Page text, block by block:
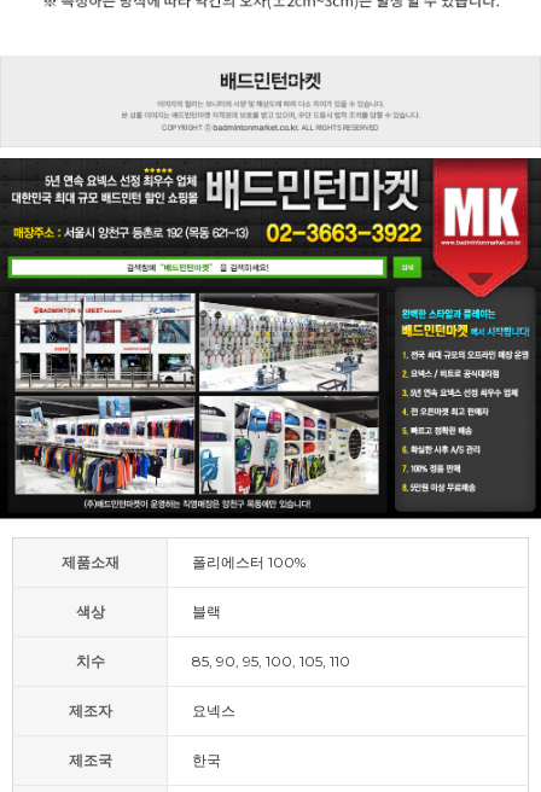
제품소재 폴리에스터 100%
색상 블랙
치수 85, 90, 95, 100, 105, 110
제조자 요넥스
제조국 한국